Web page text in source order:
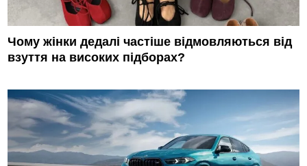
Чому жінки дедалі частіше відмовляються від
взуття на високих підборах?